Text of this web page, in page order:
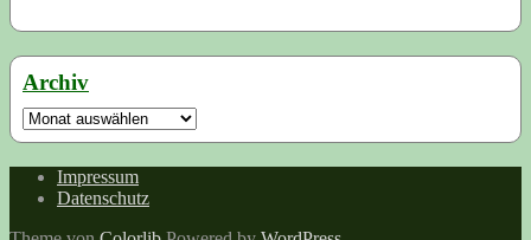
Archiv
Archiv
Impressum
Datenschutz